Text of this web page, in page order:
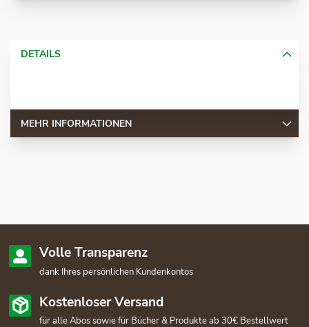
DETAILS
MEHR INFORMATIONEN
Volle Transparenz
dank Ihres persönlichen Kundenkontos
Kostenloser Versand
für alle Abos sowie für Bücher & Produkte ab 30€ Bestellwert